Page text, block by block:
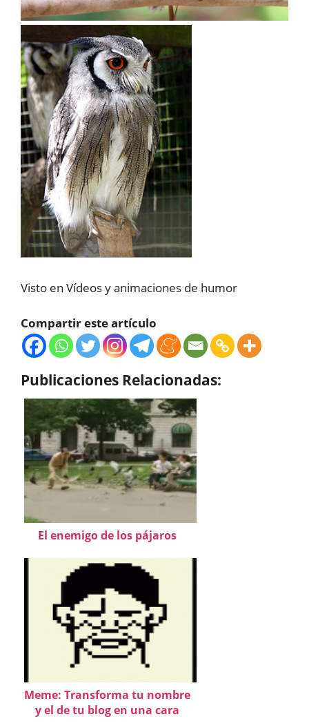
Visto en Vídeos y animaciones de humor
Compartir este artículo
Publicaciones Relacionadas:
El enemigo de los pájaros
Meme: Transforma tu nombre
y el de tu blog en una cara